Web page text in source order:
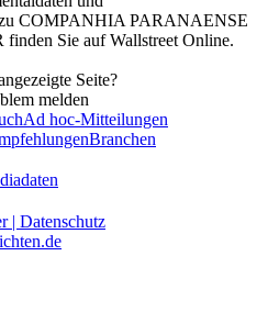
zu COMPANHIA PARANAENSE
Sie aufWallstreet Online.
Seite?
melden
Ad hoc-Mitteilungen
Branchen
| Datenschutz